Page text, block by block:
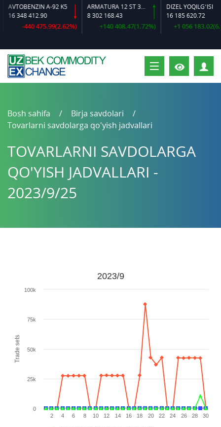
A-92 K5
348 412.90
-440 475.99(2.62%)
ARMATURA 12 ST 35 GS O‘LCHAMLI
8 302 168.43
+140 408.47(1.72%)
DIZEL YOQILG‘ISI
16 185 620.72
+1 056 183.02(6.98%)
Bosh sahifa
Birja savdolari
Tovarlarni savdolarga qo'yish jadvallari
TOVARLARNI SAVDOLARGA
QO'YISH JADVALLARI -
2023/9/25
Trade sets
2023/9
2 4 6 8 10 12 14 16 18 20 22 24 26 28 30
0
25k
50k
75k
100k